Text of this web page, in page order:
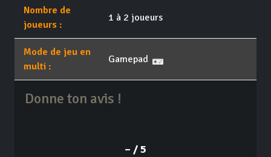
Nombre de
joueurs :
1 à 2 joueurs
Mode de jeu en
multi :
Gamepad
Donne ton avis !
– / 5